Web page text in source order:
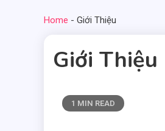
Home - Giới Thiệu
Giới Thiệu
1 MIN READ